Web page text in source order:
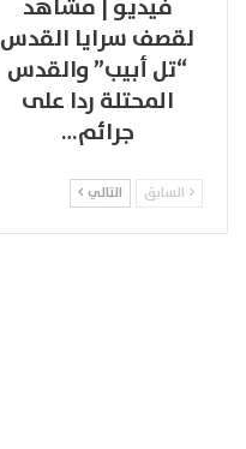
لقصف سرايا القدس
“تل أبيب” والقدس
المحتلة ردا على
جرائم…
السابق التالي